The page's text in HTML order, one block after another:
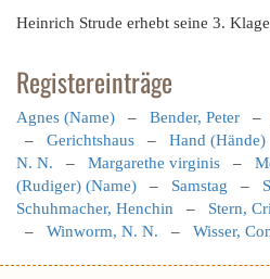
Heinrich Strude erhebt seine 3.
Registereinträge
Agnes (Name) – Bender, Peter –
– Gerichtshaus – Hand (Hände)
N. N. – Margarethe virginis –
(Rudiger) (Name) – Samstag –
Schuhmacher, Henchin – Stern,
– Winworm, N. N. – Wisser,